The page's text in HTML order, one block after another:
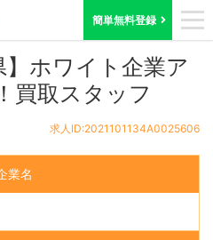
簡単無料登録
ID:2021101134A0025606
】ホワイト企業ア
買取スタッフ
求人ID:2021101134A0025606
業名